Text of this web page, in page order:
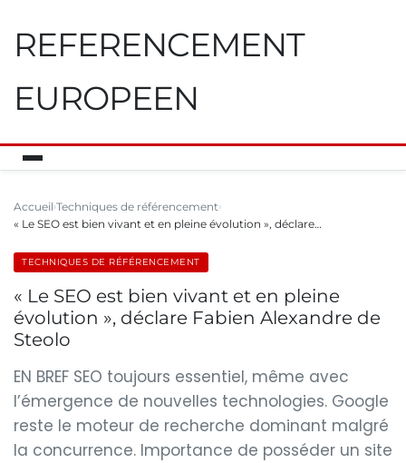
REFERENCEMENT
EUROPEEN
Accueil Techniques de référencement
« Le SEO est bien vivant et en pleine évolution », déclare…
TECHNIQUES DE RÉFÉRENCEMENT
« Le SEO est bien vivant et en pleine
évolution », déclare Fabien Alexandre de
Steolo
EN BREF SEO toujours essentiel, même avec
l’émergence de nouvelles technologies. Google
reste le moteur de recherche dominant malgré
la concurrence. Importance de posséder un site